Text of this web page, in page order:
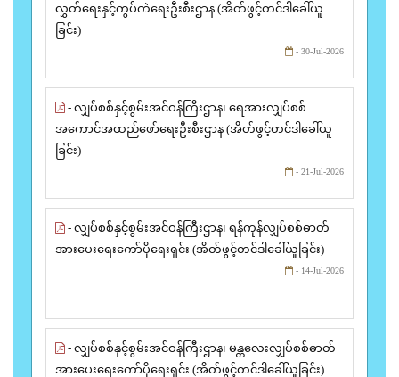
လွှတ်ရေးနှင့်ကွပ်ကဲရေးဦးစီးဌာန (အိတ်ဖွင့်တင်ဒါခေါ်ယူ
ခြင်း)
- 30-Jul-2026
- လျှပ်စစ်နှင့်စွမ်းအင်ဝန်ကြီးဌာန၊ ရေအားလျှပ်စစ်
အကောင်အထည်ဖော်ရေးဦးစီးဌာန (အိတ်ဖွင့်တင်ဒါခေါ်ယူ
ခြင်း)
- 21-Jul-2026
- လျှပ်စစ်နှင့်စွမ်းအင်ဝန်ကြီးဌာန၊ ရန်ကုန်လျှပ်စစ်ဓာတ်
အားပေးရေးကော်ပိုရေးရှင်း (အိတ်ဖွင့်တင်ဒါခေါ်ယူခြင်း)
- 14-Jul-2026
- လျှပ်စစ်နှင့်စွမ်းအင်ဝန်ကြီးဌာန၊ မန္တလေးလျှပ်စစ်ဓာတ်
အားပေးရေးကော်ပိုရေးရှင်း (အိတ်ဖွင့်တင်ဒါခေါ်ယူခြင်း)